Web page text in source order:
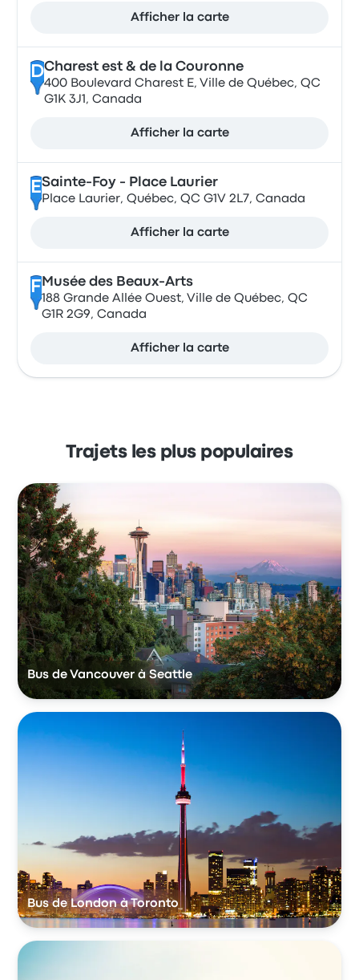
Afficher la carte
DCharest est & de la Couronne
400 Boulevard Charest E, Ville de Québec, QC
G1K 3J1, Canada
Afficher la carte
ESainte-Foy - Place Laurier
Place Laurier, Québec, QC G1V 2L7, Canada
Afficher la carte
F Musée des Beaux-Arts
188 Grande Allée Ouest, Ville de Québec, QC
G1R 2G9, Canada
Afficher la carte
Trajets les plus populaires
Bus de Vancouver à Seattle
Bus de London à Toronto